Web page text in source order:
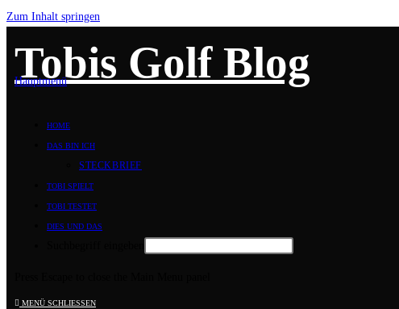
Zum Inhalt springen
Tobis Golf Blog
Hauptmenü
HOME
DAS BIN ICH
STECKBRIEF
TOBI SPIELT
TOBI TESTET
DIES UND DAS
MENÜ SCHLIESSEN